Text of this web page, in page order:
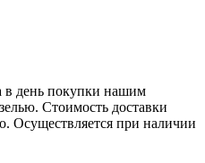
в день покупки нашим
Стоимость доставки
Осуществляется при наличии